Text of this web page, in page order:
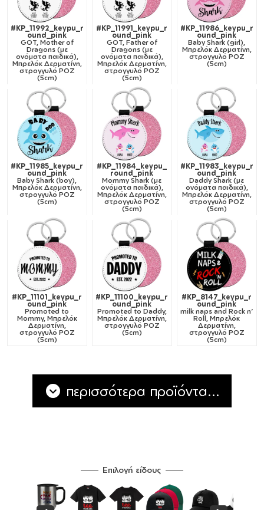
#KP_11992_keypu_r
ound_pink
GOT, Mother of
Dragons (με
ονόματα παιδικά),
Μπρελόκ Δερματίνη,
στρογγυλό ΡΟΖ
(5cm)
#KP_11991_keypu_r
ound_pink
GOT, Father of
Dragons (με
ονόματα παιδικά),
Μπρελόκ Δερματίνη,
στρογγυλό ΡΟΖ
(5cm)
#KP_11986_keypu_r
ound_pink
Baby Shark (girl),
Μπρελόκ Δερματίνη,
στρογγυλό ΡΟΖ
(5cm)
#KP_11985_keypu_r
ound_pink
Baby Shark (boy),
Μπρελόκ Δερματίνη,
στρογγυλό ΡΟΖ
(5cm)
#KP_11984_keypu_
round_pink
Mommy Shark (με
ονόματα παιδικά),
Μπρελόκ Δερματίνη,
στρογγυλό ΡΟΖ
(5cm)
#KP_11983_keypu_r
ound_pink
Daddy Shark (με
ονόματα παιδικά),
Μπρελόκ Δερματίνη,
στρογγυλό ΡΟΖ
(5cm)
#KP_11101_keypu_r
ound_pink
Promoted to
Mommy, Μπρελόκ
Δερματίνη,
στρογγυλό ΡΟΖ
(5cm)
#KP_11100_keypu_r
ound_pink
Promoted to Daddy,
Μπρελόκ Δερματίνη,
στρογγυλό ΡΟΖ
(5cm)
#KP_8147_keypu_r
ound_pink
milk naps and Rock n'
Roll, Μπρελόκ
Δερματίνη,
στρογγυλό ΡΟΖ
(5cm)
περισσότερα προϊόντα...
Επιλογή είδους